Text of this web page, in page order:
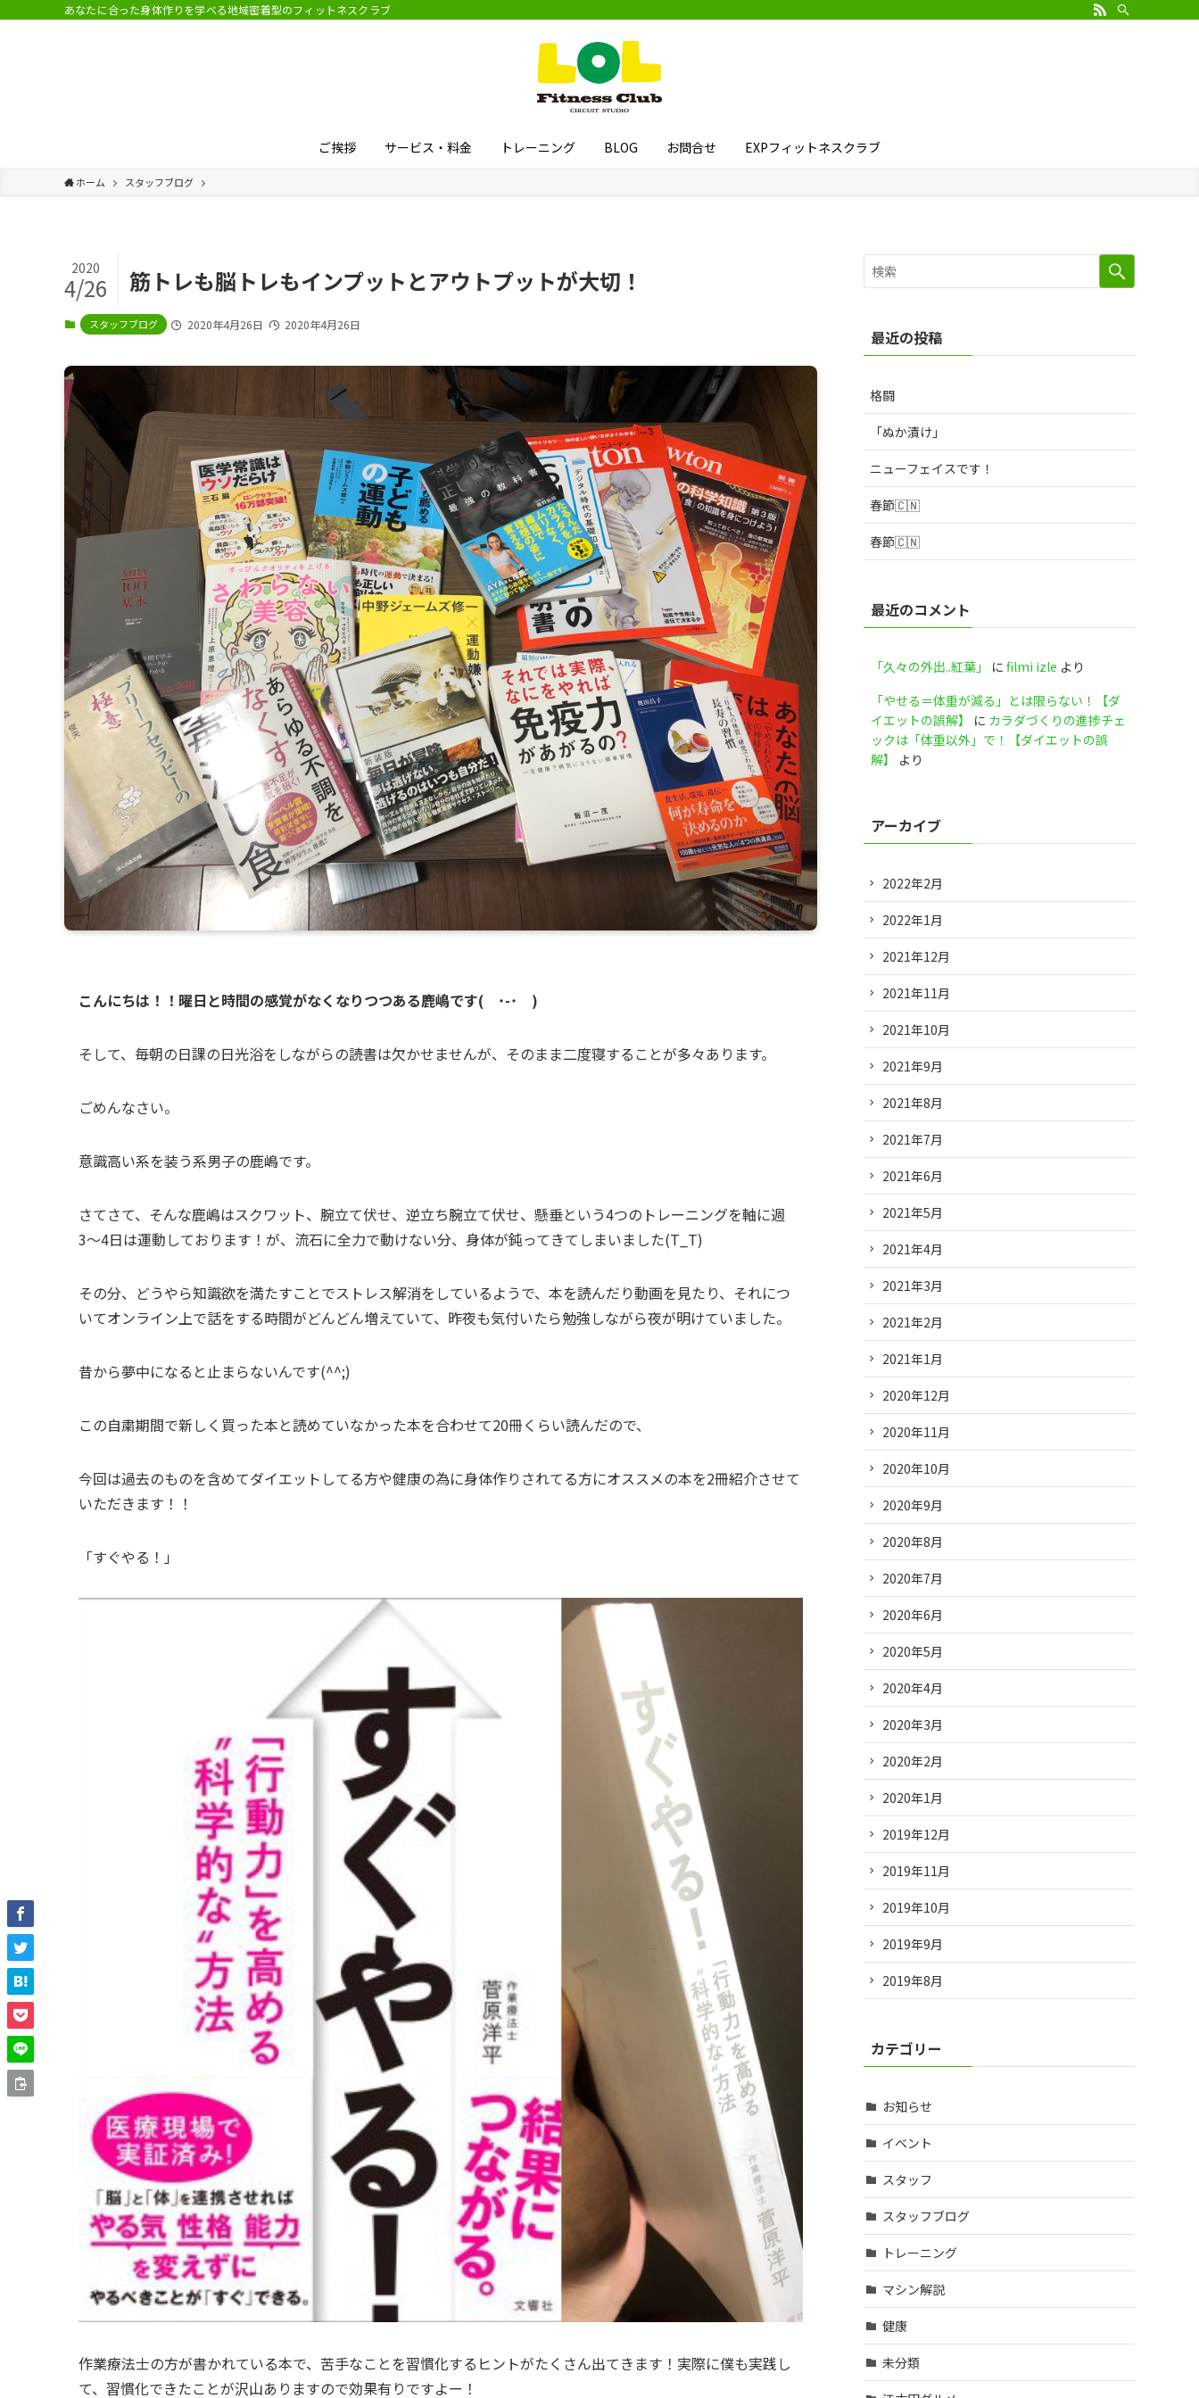
あなたに合った身体作りを学べる地域密着型のフィットネスクラブ
ご挨拶 サービス・料金 トレーニング BLOG お問合せ EXPフィットネスクラブ
ホーム スタッフブログ
筋トレも脳トレもインプットとアウトプットが大切！
2020
4/26
スタッフブログ 2020年4月26日 2020年4月26日
こんにちは！！曜日と時間の感覚がなくなりつつある鹿嶋です( ˙-˙ )
そして、毎朝の日課の日光浴をしながらの読書は欠かせませんが、そのまま二度寝することが多々あります。
ごめんなさい。
意識高い系を装う系男子の鹿嶋です。
さてさて、そんな鹿嶋はスクワット、腕立て伏せ、逆立ち腕立て伏せ、懸垂という4つのトレーニングを軸に週
3〜4日は運動しております！が、流石に全力で動けない分、身体が鈍ってきてしまいました(T_T)
その分、どうやら知識欲を満たすことでストレス解消をしているようで、本を読んだり動画を見たり、それにつ
いてオンライン上で話をする時間がどんどん増えていて、昨夜も気付いたら勉強しながら夜が明けていました。
昔から夢中になると止まらないんです(^^;)
この自粛期間で新しく買った本と読めていなかった本を合わせて20冊くらい読んだので、
今回は過去のものを含めてダイエットしてる方や健康の為に身体作りされてる方にオススメの本を2冊紹介させて
いただきます！！
「すぐやる！」
作業療法士の方が書かれている本で、苦手なことを習慣化するヒントがたくさん出てきます！実際に僕も実践し
て、習慣化できたことが沢山ありますので効果有りですよー！
最近の投稿
格闘
「ぬか漬け」
ニューフェイスです！
春節🇨🇳
春節🇨🇳
最近のコメント
「久々の外出..紅葉」 に filmi izle より
「やせる＝体重が減る」とは限らない！【ダ
イエットの誤解】
に カラダづくりの進捗チェ
ックは「体重以外」で！【ダイエットの誤
解】
より
アーカイブ
2022年2月
2022年1月
2021年12月
2021年11月
2021年10月
2021年9月
2021年8月
2021年7月
2021年6月
2021年5月
2021年4月
2021年3月
2021年2月
2021年1月
2020年12月
2020年11月
2020年10月
2020年9月
2020年8月
2020年7月
2020年6月
2020年5月
2020年4月
2020年3月
2020年2月
2020年1月
2019年12月
2019年11月
2019年10月
2019年9月
2019年8月
カテゴリー
お知らせ
イベント
スタッフ
スタッフブログ
トレーニング
マシン解説
健康
未分類